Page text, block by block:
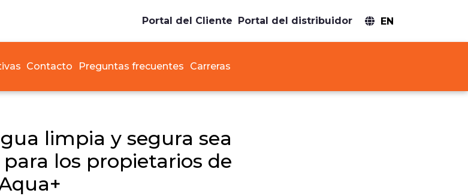
Portal del Cliente Portal del distribuidor EN
Contacto Preguntas frecuentes Carreras
limpia y segura sea
los propietarios de